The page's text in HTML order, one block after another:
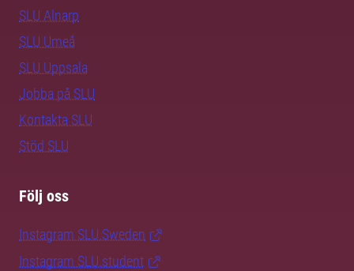
SLU Alnarp
SLU Umeå
SLU Uppsala
Jobba på SLU
Kontakta SLU
Stöd SLU
Följ oss
Instagram SLU.Sweden
Instagram SLU.student